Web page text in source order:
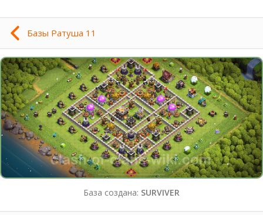
Базы Ратуша 11
База создана: SURVIVER